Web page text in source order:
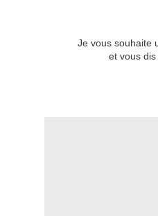
Je vous souhaite
et vous dis